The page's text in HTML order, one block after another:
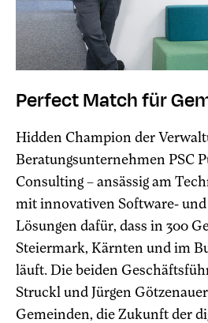
Perfect Match für
Hidden Champion der
Beratungsunternehmen PSC
Consulting – ansässig am
mit innovativen Software-
Lösungen dafür, dass in 300
Steiermark, Kärnten und im
läuft. Die beiden
Struckl und Jürgen
Gemeinden, die Zukunft der